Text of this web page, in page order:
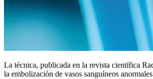
La técnica, publicada en la revista científica
la embolización de vasos sanguíneos